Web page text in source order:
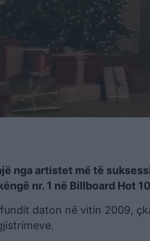
nga artistet më të
nr. 1 në Billboard Hot
daton në vitin 2009,